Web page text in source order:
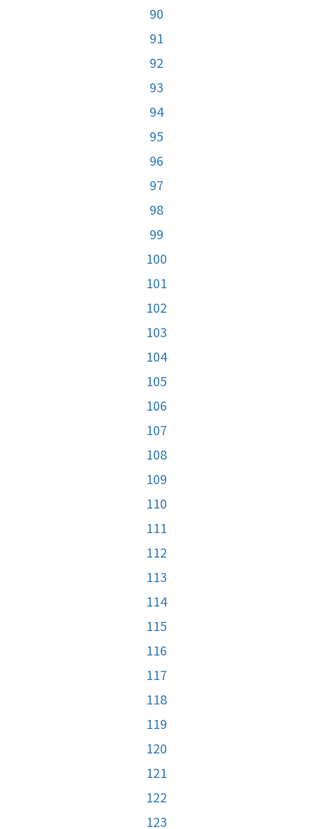
90
91
92
93
94
95
96
97
98
99
100
101
102
103
104
105
106
107
108
109
110
111
112
113
114
115
116
117
118
119
120
121
122
123